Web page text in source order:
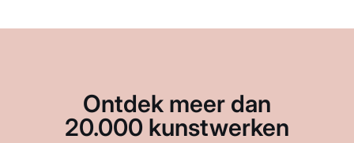
Ontdek meer dan
20.000 kunstwerken